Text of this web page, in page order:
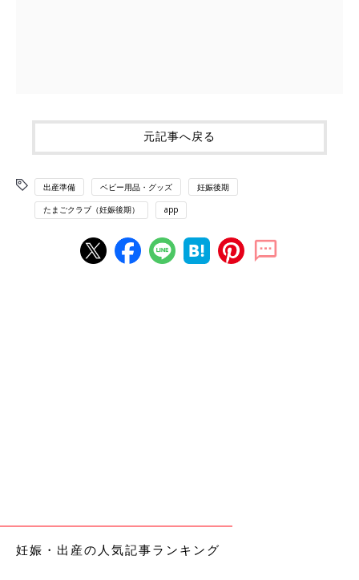
元記事へ戻る
出産準備 ベビー用品・グッズ 妊娠後期
たまごクラブ（妊娠後期） app
妊娠・出産の人気記事ランキング